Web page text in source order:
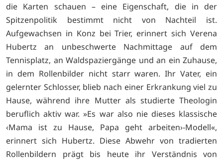
die Karten schauen – eine Eigenschaft, die in der
Spitzenpolitik bestimmt nicht von Nachteil ist.
Aufgewachsen in Konz bei Trier, erinnert sich Verena
Hubertz an unbeschwerte Nachmittage auf dem
Tennisplatz, an Waldspaziergänge und an ein Zuhause,
in dem Rollenbilder nicht starr waren. Ihr Vater, ein
gelernter Schlosser, blieb nach einer Erkrankung viel zu
Hause, während ihre Mutter als studierte Theologin
beruflich aktiv war. »Es war also nie dieses klassische
‹Mama ist zu Hause, Papa geht arbeiten›-Modell«,
erinnert sich Hubertz. Diese Abwehr von tradierten
Rollenbildern prägt bis heute ihr Verständnis von